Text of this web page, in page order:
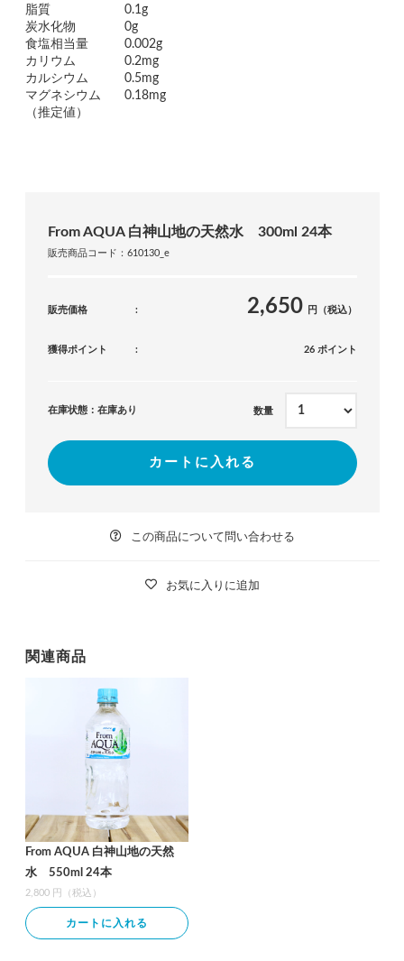
脂質
0.1g
炭水化物
0g
食塩相当量
0.002g
カリウム
0.2mg
カルシウム
0.5mg
マグネシウム
0.18mg
（推定値）
From AQUA 白神山地の天然水 300ml 24本
販売商品コード：610130_e
販売価格 2,650 円（税込）
獲得ポイント 26 ポイント
在庫状態：在庫あり 数量
カートに入れる
この商品について問い合わせる
お気に入りに追加
関連商品
From AQUA 白神山地の天然
水 550ml 24本
2,800 円（税込）
カートに入れる